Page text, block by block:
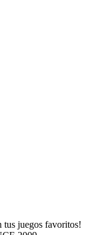
tus juegos favoritos!